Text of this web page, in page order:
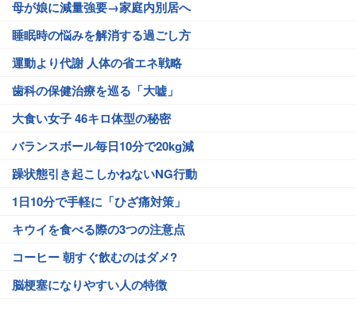
母が娘に減量強要→家庭内別居へ
睡眠時の悩みを解消する過ごし方
運動より代謝 人体の省エネ戦略
歯科の保健治療を巡る「大嘘」
大食い女子 46キロ体型の秘密
バランスボール毎日10分で20kg減
躁状態引き起こしかねないNG行動
1日10分で手軽に「ひざ痛対策」
キウイを食べる際の3つの注意点
コーヒー 朝すぐ飲むのはダメ?
脳梗塞になりやすい人の特徴